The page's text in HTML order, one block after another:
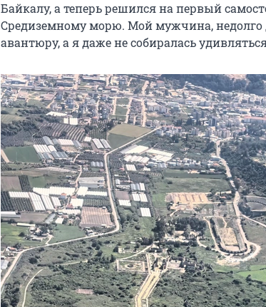
Байкалу, а теперь решился на первый
Средиземному морю. Мой мужчина, недолго
авантюру, а я даже не собиралась